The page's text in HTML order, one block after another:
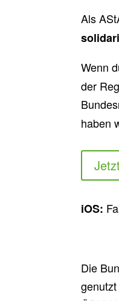
Als
Wenn
der
haben
iOS:
Die